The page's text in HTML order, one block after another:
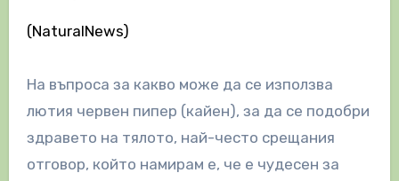
(NaturalNews)
На въпроса за какво може да се използва
лютия червен пипер (кайен), за да се подобри
здравето на тялото, най-често срещания
отговор, който намирам е, че е чудесен за